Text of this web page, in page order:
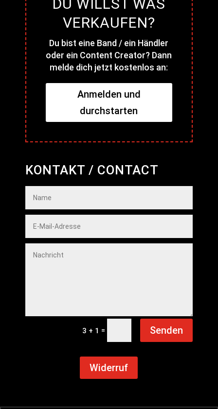
DU WILLST WAS
VERKAUFEN?
Du bist eine Band / ein Händler
oder ein Content Creator? Dann
melde dich jetzt kostenlos an:
Anmelden und
durchstarten
KONTAKT / CONTACT
3 + 1 = Senden
Widerruf